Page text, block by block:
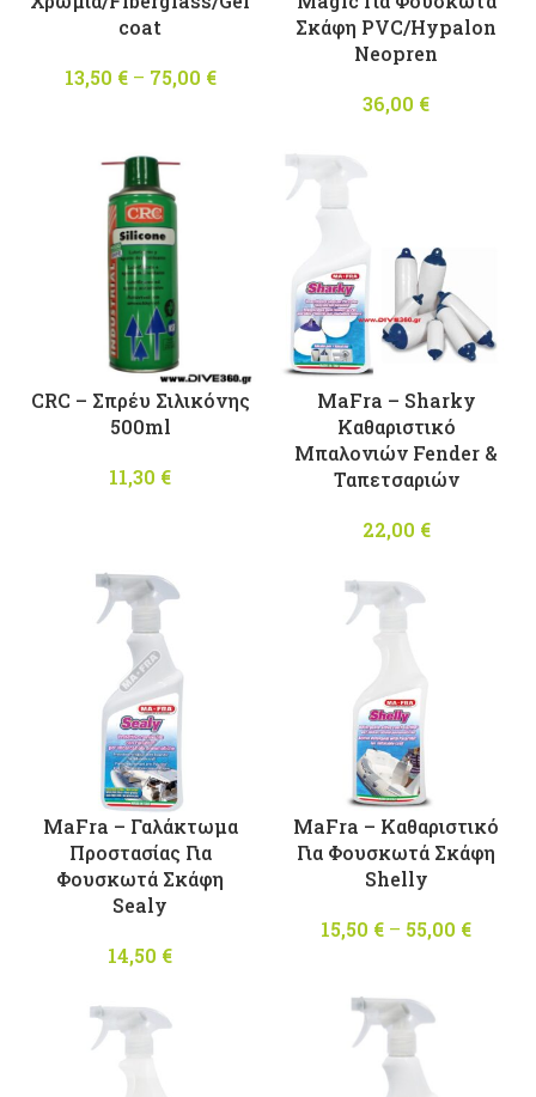
coat
13,50 € – 75,00 €
through
Σκάφη PVC/Hypalon
Neopren
36,00 €
CRC – Σπρέυ Σιλικόνης
500ml
11,30 €
MaFra – Sharky
Καθαριστικό
Μπαλονιών Fender &
Ταπετσαριών
22,00 €
MaFra – Γαλάκτωμα
Προστασίας Για
Φουσκωτά Σκάφη
Sealy
14,50 €
MaFra – Καθαριστικό
Για Φουσκωτά Σκάφη
Shelly
15,50 € – 55,00 €